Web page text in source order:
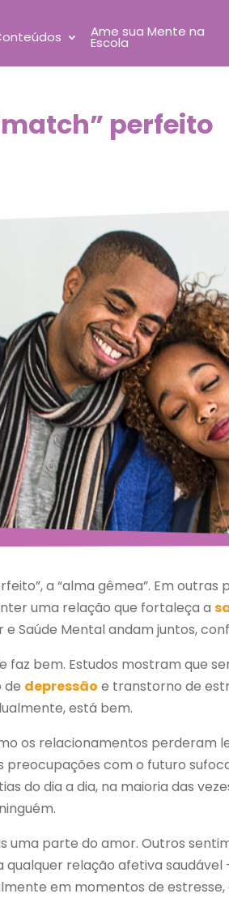
Ame sua Mente na
Escola
perfeito
a “alma gêmea”. Em
uma relação que fortaleça a
Saúde Mental andam juntos,
bem. Estudos mostram que
de depressão e transtorno de
está bem.
os relacionamentos perderam
preocupações com o futuro
do dia a dia, na maioria das
parte do amor. Outros
relação afetiva
em momentos de